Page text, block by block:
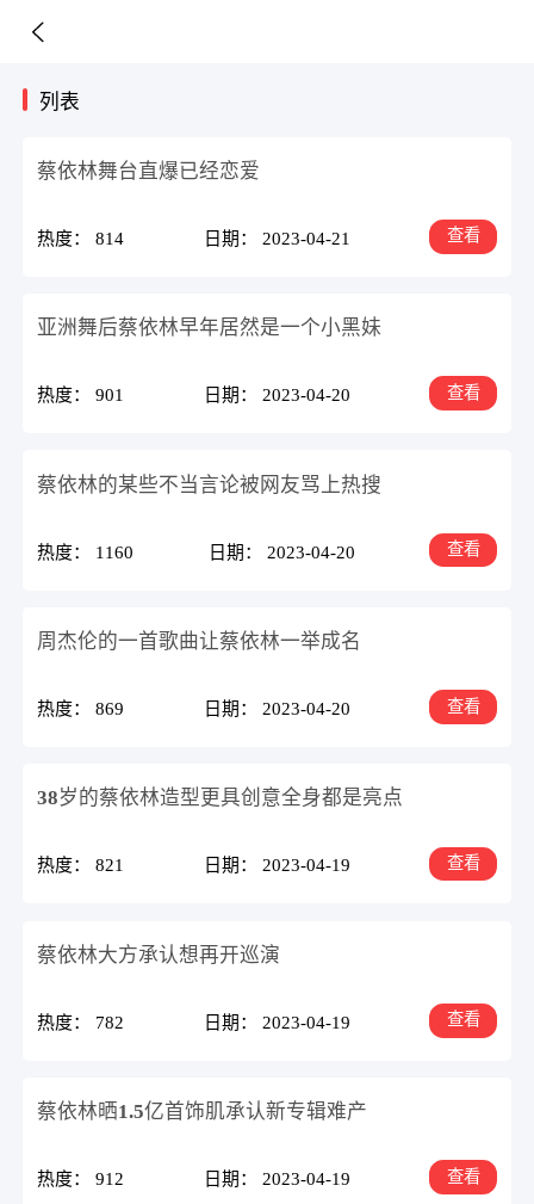
列表
蔡依林舞台直爆已经恋爱
热度： 814 日期： 2023-04-21 查看
​亚洲舞后蔡依林早年居然是一个小黑妹
热度： 901 日期： 2023-04-20 查看
蔡依林的某些不当言论被网友骂上热搜
热度： 1160 日期： 2023-04-20 查看
周杰伦的一首歌曲让蔡依林一举成名
热度： 869 日期： 2023-04-20 查看
38岁的蔡依林造型更具创意全身都是亮点
热度： 821 日期： 2023-04-19 查看
蔡依林大方承认想再开巡演
热度： 782 日期： 2023-04-19 查看
蔡依林晒1.5亿首饰肌承认新专辑难产
热度： 912 日期： 2023-04-19 查看